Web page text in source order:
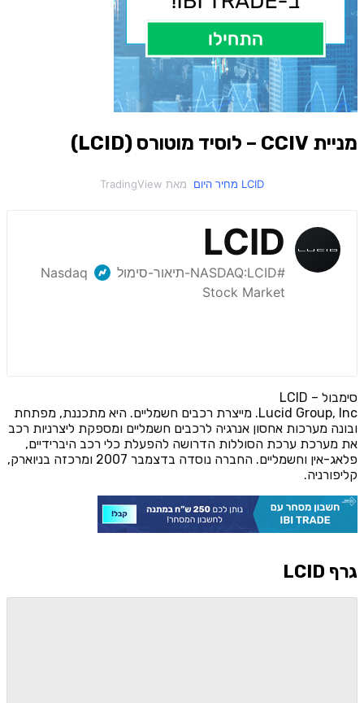
מניית CCIV – לוסיד מוטורס (LCID)
‎‎LCID‎ מחיר היום ‎
סימבול – LCID
Lucid Group, Inc. מייצרת רכבים חשמליים. היא מתכננת, מפתחת
ובונה מערכות אחסון אנרגיה לרכבים חשמליים ומספקת ליצרניות רכב
את מערכת ערכת הסוללות הדרושה להפעלת כלי רכב היברידיים,
פלאג-אין וחשמליים. החברה נוסדה בדצמבר 2007 ומרכזה בניוארק,
קליפורניה.
גרף LCID